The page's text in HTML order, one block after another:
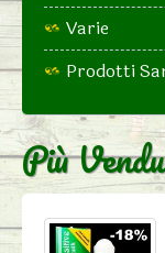
Varie
Prodotti
Più